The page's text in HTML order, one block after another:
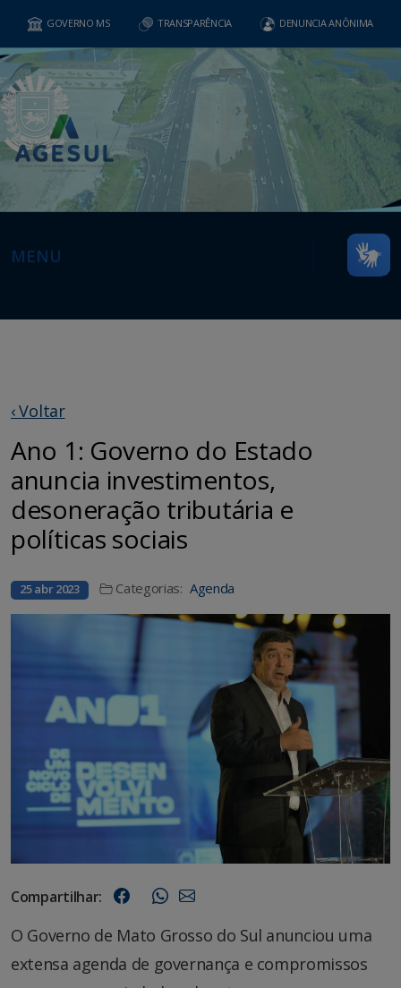
GOVERNO MS TRANSPARÊNCIA DENUNCIA ANÔNIMA
MENU
‹ Voltar
Ano 1: Governo do Estado
anuncia investimentos,
desoneração tributária e
políticas sociais
25 abr 2023 Categorias: Agenda
Compartilhar:
O Governo de Mato Grosso do Sul anunciou uma
extensa agenda de governança e compromissos